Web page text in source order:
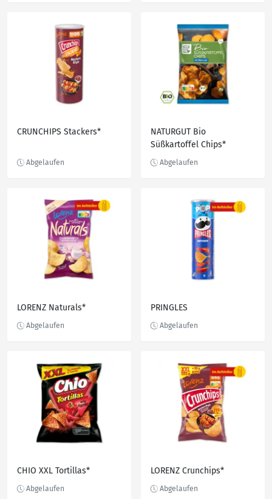
CRUNCHIPS Stackers*
NATURGUT Bio
Süßkartoffel Chips*
LORENZ Naturals* PRINGLES
CHIO XXL Tortillas* LORENZ Crunchips*